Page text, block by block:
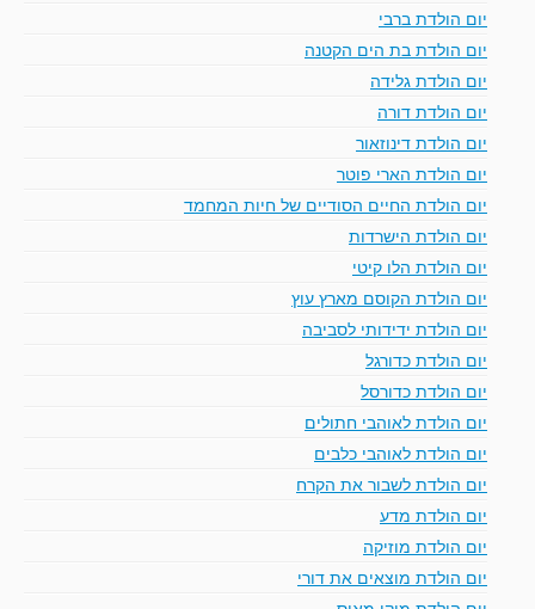
יום הולדת ברבי
יום הולדת בת הים הקטנה
יום הולדת גלידה
יום הולדת דורה
יום הולדת דינוזאור
יום הולדת הארי פוטר
יום הולדת החיים הסודיים של חיות המחמד
יום הולדת הישרדות
יום הולדת הלו קיטי
יום הולדת הקוסם מארץ עוץ
יום הולדת ידידותי לסביבה
יום הולדת כדורגל
יום הולדת כדורסל
יום הולדת לאוהבי חתולים
יום הולדת לאוהבי כלבים
יום הולדת לשבור את הקרח
יום הולדת מדע
יום הולדת מוזיקה
יום הולדת מוצאים את דורי